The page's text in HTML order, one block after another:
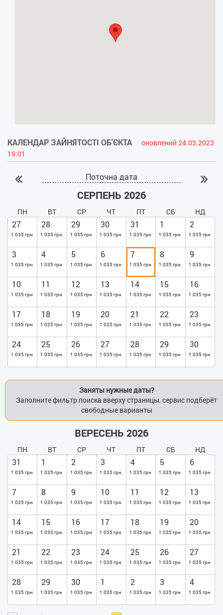
- Безкоштовний паркінг
КАЛЕНДАР ЗАЙНЯТОСТІ ОБ'ЄКТА
оновлений 24.03.2023
19:01
Поточна дата
СЕРПЕНЬ 2026
ПН ВТ СР ЧТ ПТ СБ НД
27
1 035 грн
28
1 035 грн
29
1 035 грн
30
1 035 грн
31
1 035 грн
1
1 035 грн
2
1 035 грн
3
1 035 грн
4
1 035 грн
5
1 035 грн
6
1 035 грн
7
1 035 грн
8
1 035 грн
9
1 035 грн
10
1 035 грн
11
1 035 грн
12
1 035 грн
13
1 035 грн
14
1 035 грн
15
1 035 грн
16
1 035 грн
17
1 035 грн
18
1 035 грн
19
1 035 грн
20
1 035 грн
21
1 035 грн
22
1 035 грн
23
1 035 грн
24
1 035 грн
25
1 035 грн
26
1 035 грн
27
1 035 грн
28
1 035 грн
29
1 035 грн
30
1 035 грн
Заняты нужные даты?
Заполните фильтр поиска вверху страницы, сервис подберёт
свободные варианты
ВЕРЕСЕНЬ 2026
ПН ВТ СР ЧТ ПТ СБ НД
31
1 035 грн
1
1 035 грн
2
1 035 грн
3
1 035 грн
4
1 035 грн
5
1 035 грн
6
1 035 грн
7
1 035 грн
8
1 035 грн
9
1 035 грн
10
1 035 грн
11
1 035 грн
12
1 035 грн
13
1 035 грн
14
1 035 грн
15
1 035 грн
16
1 035 грн
17
1 035 грн
18
1 035 грн
19
1 035 грн
20
1 035 грн
21
1 035 грн
22
1 035 грн
23
1 035 грн
24
1 035 грн
25
1 035 грн
26
1 035 грн
27
1 035 грн
28
1 035 грн
29
1 035 грн
30
1 035 грн
1
1 035 грн
2
1 035 грн
3
1 035 грн
4
1 035 грн